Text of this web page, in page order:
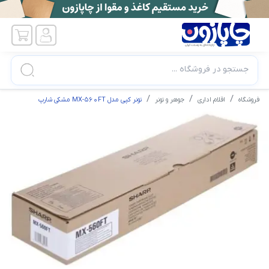
جستجو در فروشگاه ...
فروشگاه اقلام اداری جوهر و تونر تونر کپی مدل MX-560FT مشکی شارپ